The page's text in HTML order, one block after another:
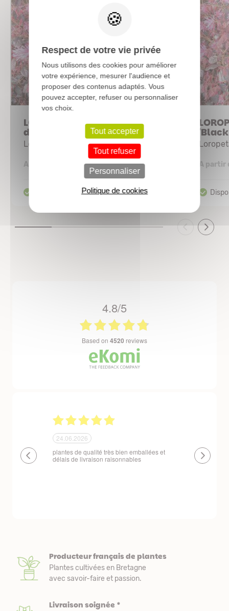
LOROPETALUM chinense 'Fire
dance'
Loropetalum pourpre
A partir de 5,39 € A partir
4.8/5
based on 4520 reviews
24.06.2026
plantes de qualité très bien emballées et
délais de livraison raisonnables
Un site que
réserve. La
livraison
Producteur français de plantes
Plantes cultivées en Bretagne
avec savoir-faire et passion.
Livraison soignée *
Respect de votre vie privée
Nous utilisons des cookies pour améliorer
votre expérience, mesurer l'audience et
proposer des contenus adaptés. Vous
pouvez accepter, refuser ou personnaliser
vos choix.
Tout accepter
Tout refuser
Personnaliser
Politique de cookies